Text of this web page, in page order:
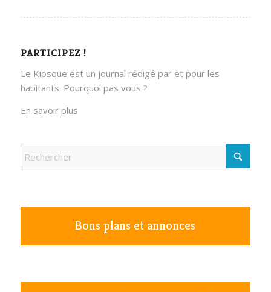
PARTICIPEZ !
Le Kiosque est un journal rédigé par et pour les
habitants. Pourquoi pas vous ?
En savoir plus
Bons plans et annonces